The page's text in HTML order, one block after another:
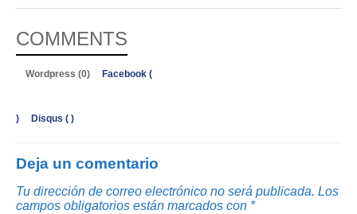
COMMENTS
Wordpress (0) Facebook (
) Disqus ( )
Deja un comentario
Tu dirección de correo electrónico no será publicada. Los
campos obligatorios están marcados con *